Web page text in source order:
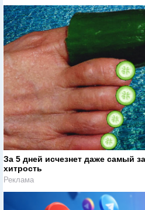
За 5 дней исчезнет даже самый
хитрость
Реклама